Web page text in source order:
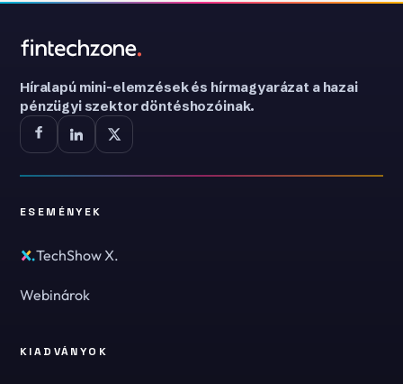
Híralapú mini-elemzések és hírmagyarázat a hazai
pénzügyi szektor döntéshozóinak.
ESEMÉNYEK
TechShow X.
Webinárok
KIADVÁNYOK